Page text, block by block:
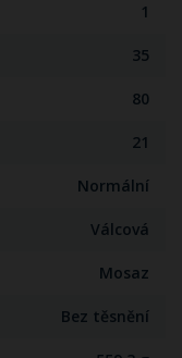
1
35
80
21
Normální
Válcová
Mosaz
Bez těsnění